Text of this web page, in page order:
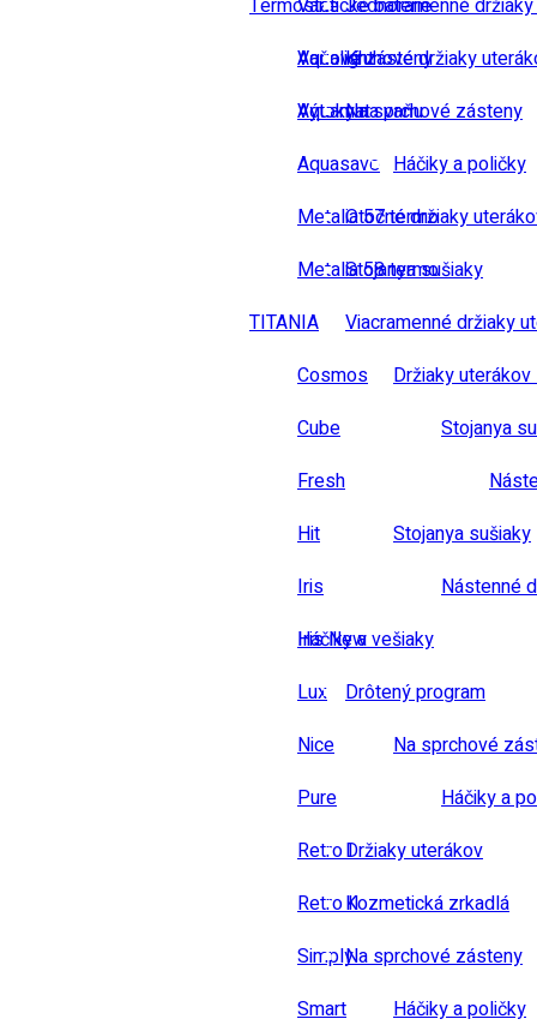
Vane
Vaňové zásteny
Výtoky na vaňu
Termostatické baterie
Aqualight
Aquamat
Aquasave
Metalia 57 termo
Metalia 58 termo
TITANIA
Cosmos
Cube
Fresh
Hit
Iris
Iris New
Lux
Nice
Pure
Retro I
Retro II
Simply
Smart
Jednoramenné
Kruhové držiaky
Na sprchové zásteny
Háčiky a poličky
Otočné držiaky
Stojanya sušiaky
Viacramenné držiaky
Držiaky
Stojanya
Stojanya sušiaky
Nástenné
Háčiky a vešiaky
Drôtený program
Na sprchové
Háčiky a
Držiaky uterákov
Kozmetická zrkadlá
Na sprchové zásteny
Háčiky a poličky